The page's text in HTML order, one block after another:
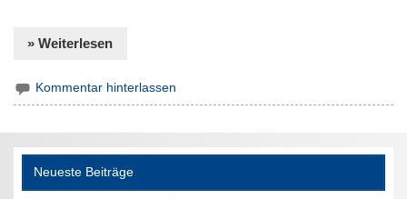
» Weiterlesen
Kommentar hinterlassen
Neueste Beiträge